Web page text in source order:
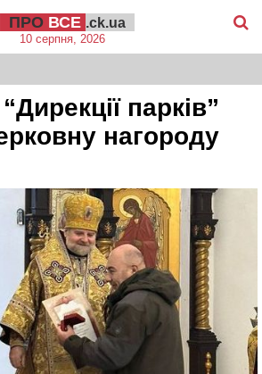
ПРО ВСЕ .ck.ua
10 серпня, 2026
парків”
нагороду